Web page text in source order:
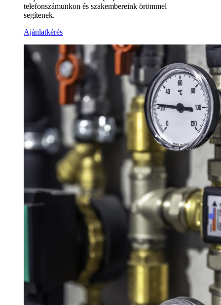
telefonszámunkon és szakembereink örömmel
segítenek.
Ajánlatkérés